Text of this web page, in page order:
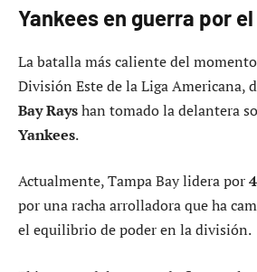
Yankees en guerra por
La batalla más caliente del
División Este de la Liga Americana,
Bay Rayshan tomado la delantera
Yankees.
Actualmente, Tampa Bay lidera por
por una racha arrolladora que ha
el equilibrio de poder en la división.